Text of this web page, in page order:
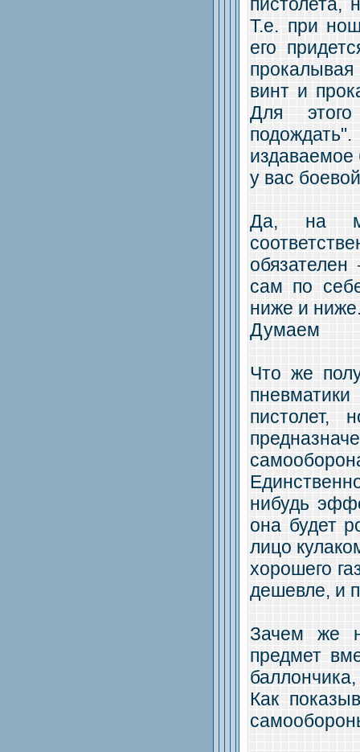
Т.е. при
его
прокалывая
винт и
Для этого
издаваемое
у вас
Да, на
сам по
ниже и
Думаем
Что же
нибудь
она будет
лицо
хорошего
дешевле, и
Зачем же
предмет
Как